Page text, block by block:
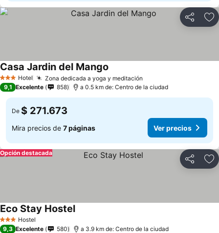
Compartir
3 Estrellas
Hotel Zona dedicada a yoga y meditación
Casa Jardin del Mango
9,1 Excelente 858 a 0.5 km de: Centro de la ciudad
De $ 271.673
Mira precios de 7 páginas Ver precios
Compartir
Opción destacada
3 EstrellasHostel
Eco Stay HostelVer precios
9,3 Excelente 580 a 3.9 km de: Centro de la ciudad